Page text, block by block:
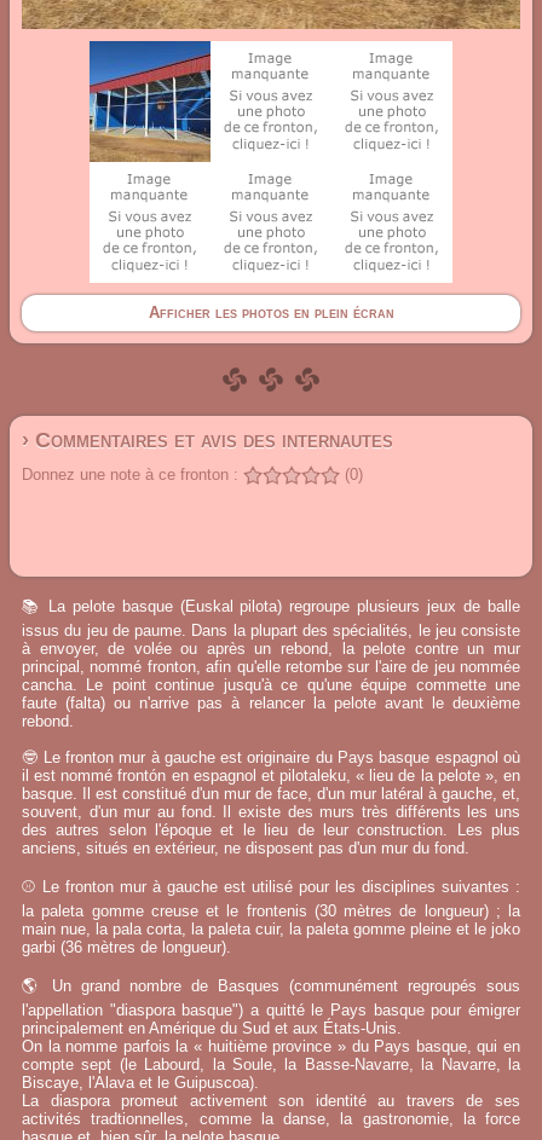
Afficher les photos en plein écran
› Commentaires et avis des internautes
Donnez une note à ce fronton : (0)
📚 La pelote basque (Euskal pilota) regroupe plusieurs jeux de balle
issus du jeu de paume. Dans la plupart des spécialités, le jeu consiste
à envoyer, de volée ou après un rebond, la pelote contre un mur
principal, nommé fronton, afin qu'elle retombe sur l'aire de jeu nommée
cancha. Le point continue jusqu'à ce qu'une équipe commette une
faute (falta) ou n'arrive pas à relancer la pelote avant le deuxième
rebond.
🤓 Le fronton mur à gauche est originaire du Pays basque espagnol où
il est nommé frontón en espagnol et pilotaleku, « lieu de la pelote », en
basque. Il est constitué d'un mur de face, d'un mur latéral à gauche, et,
souvent, d'un mur au fond. Il existe des murs très différents les uns
des autres selon l'époque et le lieu de leur construction. Les plus
anciens, situés en extérieur, ne disposent pas d'un mur du fond.
⚾ Le fronton mur à gauche est utilisé pour les disciplines suivantes :
la paleta gomme creuse et le frontenis (30 mètres de longueur) ; la
main nue, la pala corta, la paleta cuir, la paleta gomme pleine et le joko
garbi (36 mètres de longueur).
🌎 Un grand nombre de Basques (communément regroupés sous
l'appellation "diaspora basque") a quitté le Pays basque pour émigrer
principalement en Amérique du Sud et aux États-Unis.
On la nomme parfois la « huitième province » du Pays basque, qui en
compte sept (le Labourd, la Soule, la Basse-Navarre, la Navarre, la
Biscaye, l'Alava et le Guipuscoa).
La diaspora promeut activement son identité au travers de ses
activités tradtionnelles, comme la danse, la gastronomie, la force